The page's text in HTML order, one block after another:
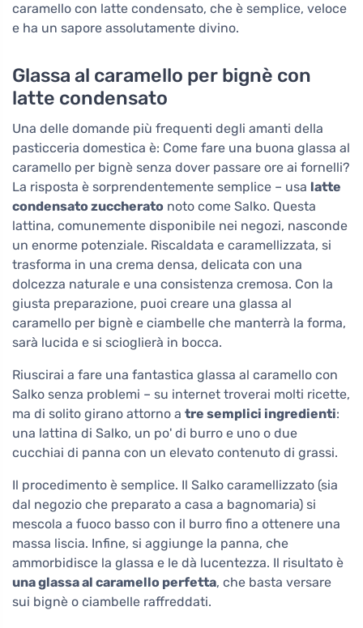
caramello con latte condensato, che è semplice, veloce
e ha un sapore assolutamente divino.
Glassa al caramello per bignè con
latte condensato
Una delle domande più frequenti degli amanti della
pasticceria domestica è: Come fare una buona glassa al
caramello per bignè senza dover passare ore ai fornelli?
La risposta è sorprendentemente semplice – usa latte
condensato zuccherato noto come Salko. Questa
lattina, comunemente disponibile nei negozi, nasconde
un enorme potenziale. Riscaldata e caramellizzata, si
trasforma in una crema densa, delicata con una
dolcezza naturale e una consistenza cremosa. Con la
giusta preparazione, puoi creare una glassa al
caramello per bignè e ciambelle che manterrà la forma,
sarà lucida e si scioglierà in bocca.
Riuscirai a fare una fantastica glassa al caramello con
Salko senza problemi – su internet troverai molti ricette,
ma di solito girano attorno a tre semplici ingredienti:
una lattina di Salko, un po' di burro e uno o due
cucchiai di panna con un elevato contenuto di grassi.
Il procedimento è semplice. Il Salko caramellizzato (sia
dal negozio che preparato a casa a bagnomaria) si
mescola a fuoco basso con il burro fino a ottenere una
massa liscia. Infine, si aggiunge la panna, che
ammorbidisce la glassa e le dà lucentezza. Il risultato è
una glassa al caramello perfetta, che basta versare
sui bignè o ciambelle raffreddati.